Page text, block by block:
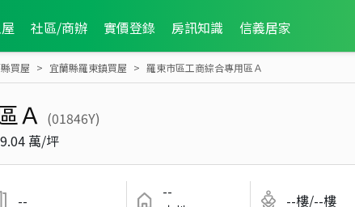
社區/商辦 實價登錄 房訊知識 信義居家
買屋 宜蘭縣羅東鎮買屋 羅東市區工商綜合專用區Ａ
Ａ (01846Y)
萬/坪
--
--
--樓/--樓